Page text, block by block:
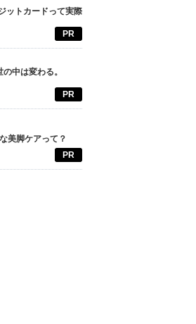
ットカードって実際
PR
中は変わる。
PR
美脚ケアって？
PR